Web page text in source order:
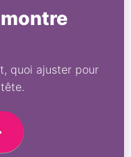
quoi ajuster pour